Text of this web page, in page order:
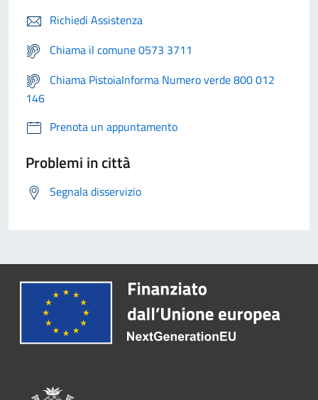
Richiedi Assistenza
Chiama il comune 0573 3711
Chiama PistoiaInforma Numero verde 800 012
146
Prenota un appuntamento
Problemi in città
Segnala disservizio